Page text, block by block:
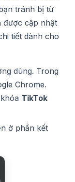
tránh bị từ
được cập nhật
tiết dành cho
dùng. Trong
Chrome.
TikTok
ở phần kết